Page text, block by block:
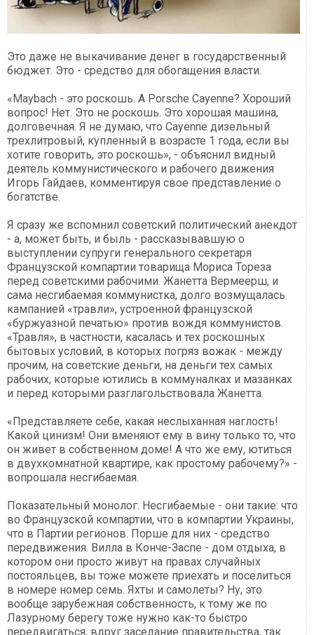
Это даже не выкачивание денег в государственный
бюджет. Это - средство для обогащения власти.
«Maybach - это роскошь. А Porsche Cayenne? Хороший
вопрос! Нет. Это не роскошь. Это хорошая машина,
долговечная. Я не думаю, что Cayenne дизельный
трехлитровый, купленный в возрасте 1 года, если вы
хотите говорить, это роскошь», - объяснил видный
деятель коммунистического и рабочего движения
Игорь Гайдаев, комментируя свое представление о
богатстве.
Я сразу же вспомнил советский политический анекдот
- а, может быть, и быль - рассказывавшую о
выступлении супруги генерального секретаря
Французской компартии товарища Мориса Тореза
перед советскими рабочими. Жанетта Вермеерш, и
сама несгибаемая коммунистка, долго возмущалась
кампанией «травли», устроенной французской
«буржуазной печатью» против вождя коммунистов.
«Травля», в частности, касалась и тех роскошных
бытовых условий, в которых погряз вожак - между
прочим, на советские деньги, на деньги тех самых
рабочих, которые ютились в коммуналках и мазанках
и перед которыми разглагольствовала Жанетта.
«Представляете себе, какая неслыханная наглость!
Какой цинизм! Они вменяют ему в вину только то, что
он живет в собственном доме! А что же ему, ютиться
в двухкомнатной квартире, как простому рабочему?» -
вопрошала несгибаемая.
Показательный монолог. Несгибаемые - они такие: что
во Французской компартии, что в компартии Украины,
что в Партии регионов. Порше для них - средство
передвижения. Вилла в Конче-Заспе - дом отдыха, в
котором они просто живут на правах случайных
постояльцев, вы тоже можете приехать и поселиться
в номере номер семь. Яхты и самолеты? Ну, это
вообще зарубежная собственность, к тому же по
Лазурному берегу тоже нужно как-то быстро
передвигаться, вдруг заседание правительства, так